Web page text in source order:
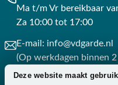
Deze website maakt
Ma t/m Vr bereikbaar
Za 10:00 tot 17:00
E-mail: info@vdgarde.nl
(Op werkdagen binnen
Whatsapp: 0488441220